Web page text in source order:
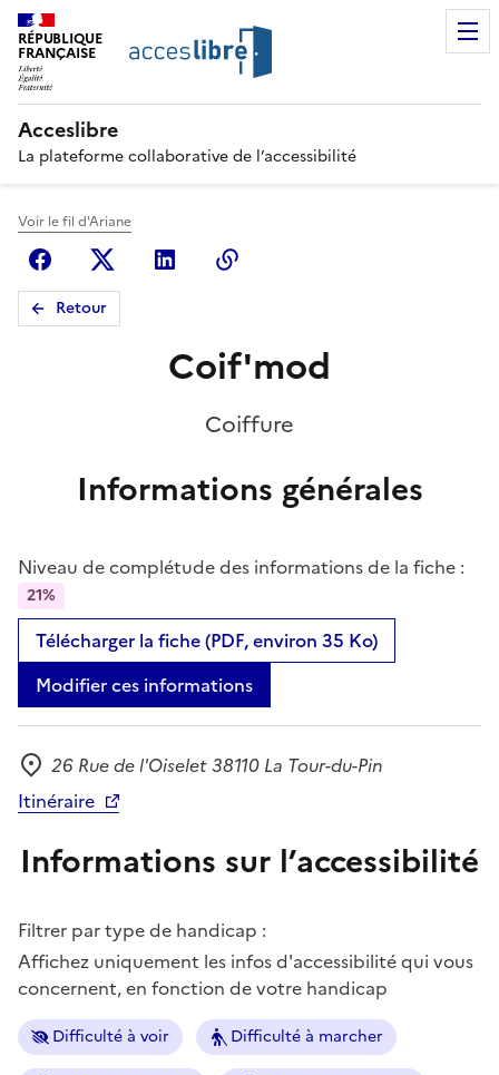
RÉPUBLIQUE
FRANÇAISE
Acceslibre
La plateforme collaborative de l’accessibilité
Voir le fil d'Ariane
FacebookX (anciennement Twitter)
Linkedin
Retour
Coif'mod
Coiffure
Informations générales
Niveau de complétude des informations de la fiche :
21%
Télécharger la fiche (PDF, environ 35 Ko)
Modifier ces informations
Adresse
26 Rue de l'Oiselet 38110 La Tour-du-Pin
Itinéraire
Informations sur l’accessibilité
Filtrer par type de handicap :
Affichez uniquement les infos d'accessibilité qui vous
concernent, en fonction de votre handicap
Difficulté à voir Difficulté à marcher